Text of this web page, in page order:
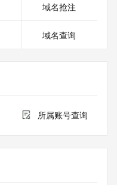
域名抢注
域名查询
所属账号查询